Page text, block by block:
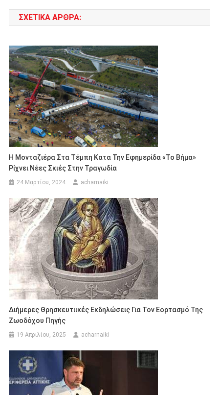
άρθρων
ΣΧΕΤΙΚΆ ΆΡΘΡΑ:
Η Μονταζιέρα Στα Τέμπη Κατα Την Εφημερίδα «το Βήμα»
Ρίχνει Νέες Σκιές Στην Τραγωδία
24 Μαρτίου, 2024 acharnaiki
Διήμερες Θρησκευτιικές Εκδηλώσεις Για Τον Εορτασμό Της
Ζωοδόχου Πηγής
19 Απριλίου, 2025 acharnaiki